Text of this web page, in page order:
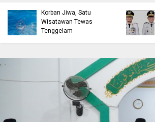
Korban Jiwa, Satu
Wisatawan Tewas
Tenggelam